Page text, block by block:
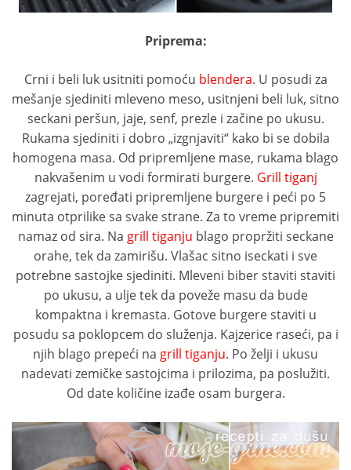
Priprema:
Crni i beli luk usitniti pomoću blendera. U posudi za
mešanje sjediniti mleveno meso, usitnjeni beli luk, sitno
seckani peršun, jaje, senf, prezle i začine po ukusu.
Rukama sjediniti i dobro „izgnjaviti“ kako bi se dobila
homogena masa. Od pripremljene mase, rukama blago
nakvašenim u vodi formirati burgere. Grill tiganj
zagrejati, poređati pripremljene burgere i peći po 5
minuta otprilike sa svake strane. Za to vreme pripremiti
namaz od sira. Na grill tiganju blago propržiti seckane
orahe, tek da zamirišu. Vlašac sitno iseckati i sve
potrebne sastojke sjediniti. Mleveni biber staviti staviti
po ukusu, a ulje tek da poveže masu da bude
kompaktna i kremasta. Gotove burgere staviti u
posudu sa poklopcem do služenja. Kajzerice raseći, pa i
njih blago prepeći na grill tiganju. Po želji i ukusu
nadevati zemičke sastojcima i prilozima, pa poslužiti.
Od date količine izađe osam burgera.